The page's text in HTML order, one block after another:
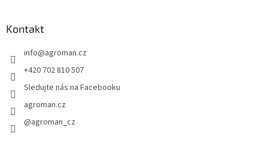
Kontakt
info@agroman.cz
+420 702 810 507
Sledujte nás na Facebooku
agroman.cz
@agroman_cz